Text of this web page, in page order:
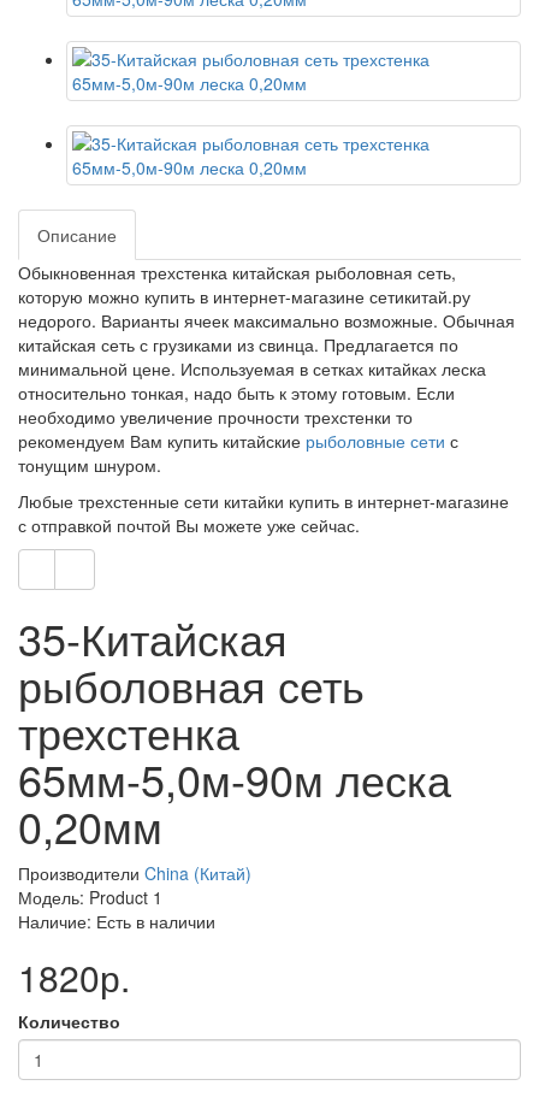
Описание
Обыкновенная трехстенка китайская рыболовная сеть,
которую можно купить в интернет-магазине сетикитай.ру
недорого. Варианты ячеек максимально возможные. Обычная
китайская сеть с грузиками из свинца. Предлагается по
минимальной цене. Используемая в сетках китайках леска
относительно тонкая, надо быть к этому готовым. Если
необходимо увеличение прочности трехстенки то
рекомендуем Вам купить китайские рыболовные сети с
тонущим шнуром.
Любые трехстенные сети китайки купить в интернет-магазине
с отправкой почтой Вы можете уже сейчас.
35-Китайская
рыболовная сеть
трехстенка
65мм-5,0м-90м леска
0,20мм
Производители China (Китай)
Модель: Product 1
Наличие: Есть в наличии
1820р.
Количество